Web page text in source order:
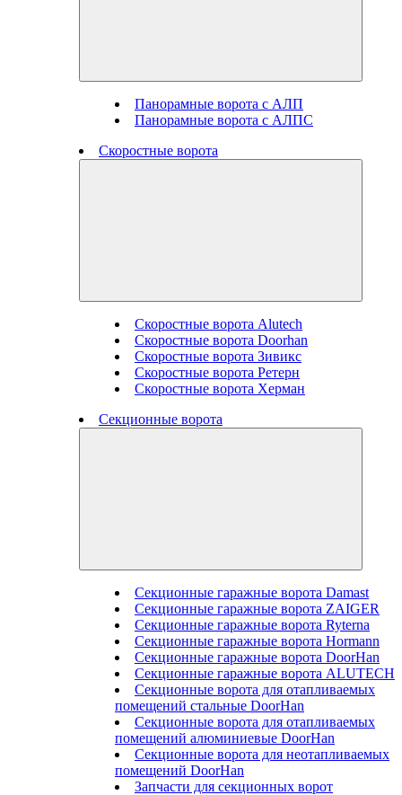
Панорамные ворота с АЛП
Панорамные ворота с АЛПС
Скоростные ворота
Скоростные ворота Alutech
Скоростные ворота Doorhan
Скоростные ворота Зивикс
Скоростные ворота Ретерн
Скоростные ворота Херман
Секционные ворота
Секционные гаражные ворота Damast
Секционные гаражные ворота ZAIGER
Секционные гаражные ворота Ryterna
Секционные гаражные ворота Hormann
Секционные гаражные ворота DoorHan
Секционные гаражные ворота ALUTECH
Секционные ворота для отапливаемых
помещений стальные DoorHan
Секционные ворота для отапливаемых
помещений алюминиевые DoorHan
Секционные ворота для неотапливаемых
помещений DoorHan
Запчасти для секционных ворот